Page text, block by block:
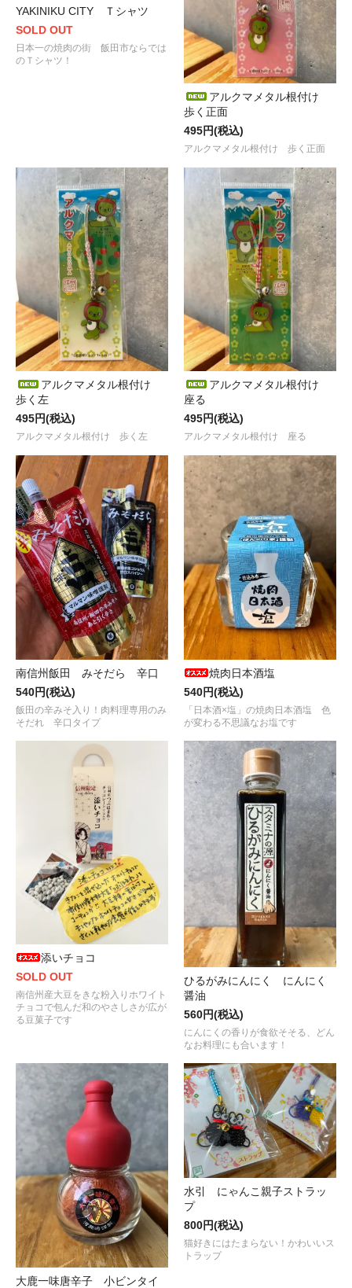
YAKINIKU CITY Ｔシャツ
SOLD OUT
日本一の焼肉の街 飯田市ならでは
のＴシャツ！
アルクマメタル根付け
歩く正面
495円(税込)
アルクマメタル根付け 歩く正面
アルクマメタル根付け
歩く左
495円(税込)
アルクマメタル根付け 歩く左
アルクマメタル根付け
座る
495円(税込)
アルクマメタル根付け 座る
南信州飯田 みそだら 辛口
540円(税込)
飯田の辛みそ入り！肉料理専用のみ
そだれ 辛口タイプ
焼肉日本酒塩
540円(税込)
「日本酒×塩」の焼肉日本酒塩 色
が変わる不思議なお塩です
添いチョコ
SOLD OUT
南信州産大豆をきな粉入りホワイト
チョコで包んだ和のやさしさが広が
る豆菓子です
ひるがみにんにく にんにく
醤油
560円(税込)
にんにくの香りが食欲そそる、どん
なお料理にも合います！
大鹿一味唐辛子 小ビンタイ
水引 にゃんこ親子ストラッ
プ
800円(税込)
猫好きにはたまらない！かわいいス
トラップ